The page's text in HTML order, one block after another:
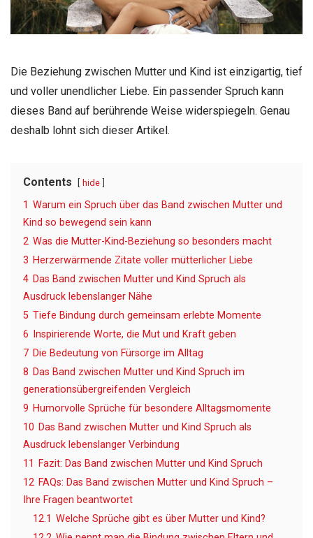
Die Beziehung zwischen Mutter und Kind ist einzigartig, tief
und voller unendlicher Liebe. Ein passender Spruch kann
dieses Band auf berührende Weise widerspiegeln. Genau
deshalb lohnt sich dieser Artikel.
Contents hide
1 Warum ein Spruch über das Band zwischen Mutter und
Kind so bewegend sein kann
2 Was die Mutter-Kind-Beziehung so besonders macht
3 Herzerwärmende Zitate voller mütterlicher Liebe
4 Das Band zwischen Mutter und Kind Spruch als
Ausdruck lebenslanger Nähe
5 Tiefe Bindung durch gemeinsam erlebte Momente
6
Inspirierende Worte, die Mut und Kraft geben
7 Die Bedeutung von Fürsorge im Alltag
8 Das Band zwischen Mutter und Kind Spruch im
generationsübergreifenden Vergleich
9 Humorvolle Sprüche für besondere Alltagsmomente
10 Das Band zwischen Mutter und Kind Spruch als
Ausdruck lebenslanger Verbindung
11
Fazit: Das Band zwischen Mutter und Kind Spruch
12 FAQs: Das Band zwischen Mutter und Kind Spruch –
Ihre Fragen beantwortet
12.1 Welche Sprüche gibt es über Mutter und Kind?